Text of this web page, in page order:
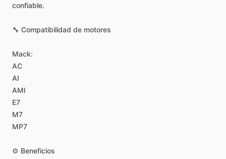
confiable.
🔧 Compatibilidad de motores
Mack:
AC
AI
AMI
E7
M7
MP7
⚙️ Beneficios